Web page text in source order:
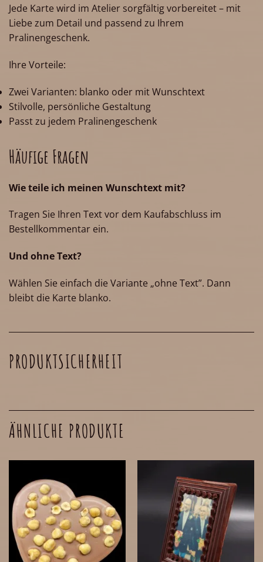
Jede Karte wird im Atelier sorgfältig vorbereitet – mit
Liebe zum Detail und passend zu Ihrem
Pralinengeschenk.
Ihre Vorteile:
Zwei Varianten: blanko oder mit Wunschtext
Stilvolle, persönliche Gestaltung
Passt zu jedem Pralinengeschenk
Häufige Fragen
Wie teile ich meinen Wunschtext mit?
Tragen Sie Ihren Text vor dem Kaufabschluss im
Bestellkommentar ein.
Und ohne Text?
Wählen Sie einfach die Variante „ohne Text”. Dann
bleibt die Karte blanko.
PRODUKTSICHERHEIT
ÄHNLICHE PRODUKTE